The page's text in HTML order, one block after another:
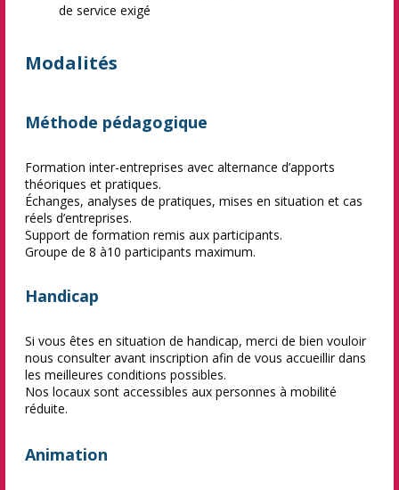
de service exigé
Modalités
Méthode pédagogique
Formation inter-entreprises avec alternance d’apports
théoriques et pratiques.
Échanges, analyses de pratiques, mises en situation et cas
réels d’entreprises.
Support de formation remis aux participants.
Groupe de 8 à10 participants maximum.
Handicap
Si vous êtes en situation de handicap, merci de bien vouloir
nous consulter avant inscription afin de vous accueillir dans
les meilleures conditions possibles.
Nos locaux sont accessibles aux personnes à mobilité
réduite.
Animation